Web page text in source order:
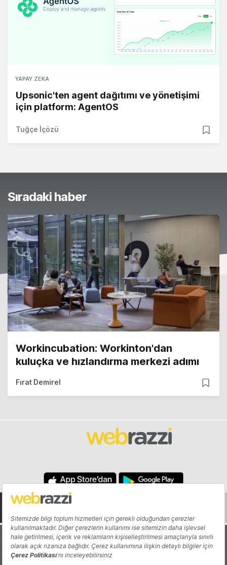
YAPAY ZEKA
Upsonic'ten agent dağıtımı ve yönetişimi
için platform: AgentOS
Tuğçe İçözü
Sıradaki haber
Workincubation: Workinton'dan
kuluçka ve hızlandırma merkezi adımı
Fırat Demirel
Hakkında Yazarlar